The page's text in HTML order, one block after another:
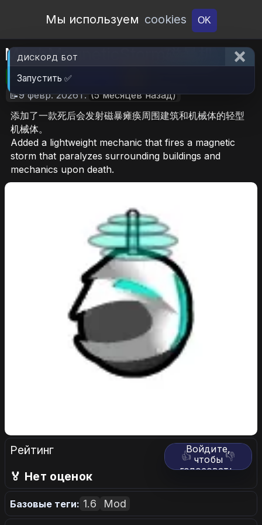
Open Workshop
Мы используем cookies OK
MechMagneticStorm磁暴机
🎮RimWorld 📦83.8 KB
📝9 февр. 2026 г. (5 месяцев назад)
添加了一款死后会发射磁暴瘫痪周围建筑和机械体的轻型
机械体。
Added a lightweight mechanic that fires a magnetic
storm that paralyzes surrounding buildings and
mechanics upon death.
Рейтинг 👍 👎
Войдите,
чтобы
голосовать.
🏅 Нет оценок
Базовые теги: 1.6 Mod
ДИСКОРД БОТ
Запустить ✅